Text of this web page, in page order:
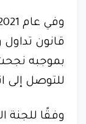
قانون تداول
بموجبه
للتوصل إلى
وفقًا للجنة